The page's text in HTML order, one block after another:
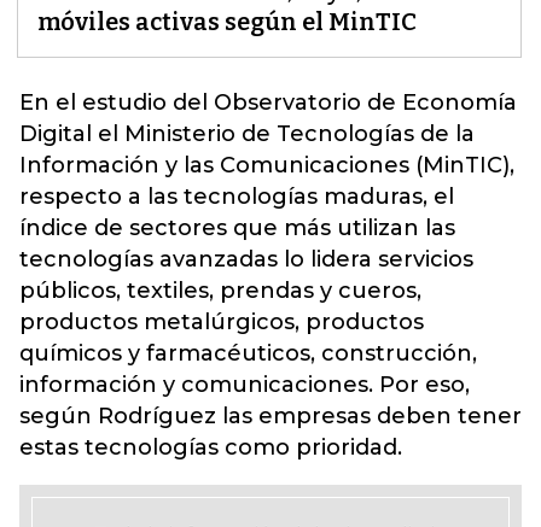
móviles activas según el MinTIC
En el estudio del Observatorio de Economía
Digital el Ministerio de Tecnologías de la
Información y las Comunicaciones (MinTIC),
respecto a las tecnologías maduras, el
índice de sectores que más utilizan las
tecnologías avanzadas lo lidera servicios
públicos, textiles, prendas y cueros,
productos metalúrgicos, productos
químicos y farmacéuticos, construcción,
información y comunicaciones. Por eso,
según Rodríguez las empresas deben tener
estas tecnologías como prioridad.